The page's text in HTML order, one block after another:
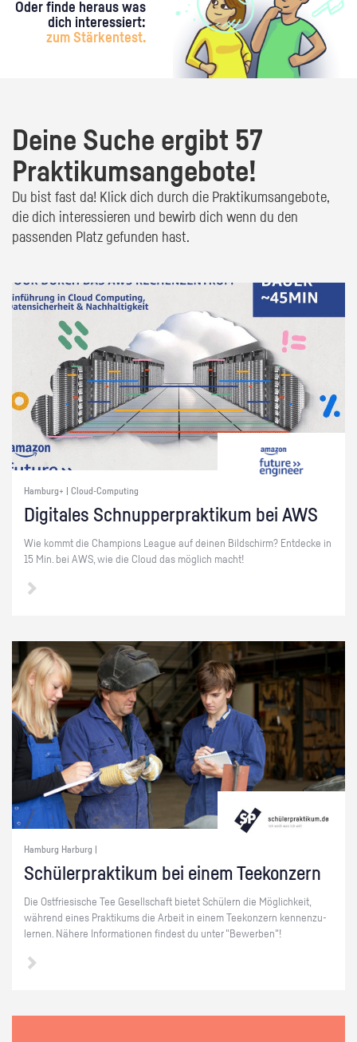
Oder finde heraus was
dich interessiert:
zum Stärkentest.
Deine Suche ergibt 57
Praktikumsangebote!
Du bist fast da! Klick dich durch die Praktikumsangebote,
die dich interessieren und bewirb dich wenn du den
passenden Platz gefunden hast.
Hamburg+ | Cloud-Computing
Di­gi­ta­les Schnup­per­prak­ti­kum bei AWS
Wie kommt die Cham­pi­ons Le­ague auf dei­nen Bild­schirm? Ent­de­cke in
15 Min. bei AWS, wie die Cloud das mög­lich macht!
Hamburg Harburg |
Schü­ler­prak­ti­kum bei einem Tee­kon­zern
Die Ost­frie­si­sche Tee Ge­sell­schaft bie­tet Schü­lern die Mög­lich­keit,
wäh­rend eines Prak­ti­kums die Ar­beit in einem Tee­kon­zern ken­nen­zu­
ler­nen. Nä­he­re In­for­ma­tio­nen fin­dest du unter "Be­wer­ben"!